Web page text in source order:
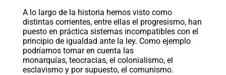
A lo largo de la historia hemos visto como
distintas corrientes, entre ellas el progresismo, han
puesto en práctica sistemas incompatibles con el
principio de igualdad ante la ley. Como ejemplo
podríamos tomar en cuenta las
monarquías, teocracias, el colonialismo, el
esclavismo y por supuesto, el comunismo.